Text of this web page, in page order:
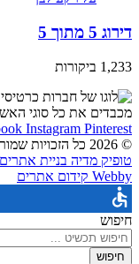
דירוג 5 מתוך 5
1,233 ביקורות
מכבדים את כל סוגי
Instagram Pinterest
© 2026 כל הזכויות שמורות - זיו אור תכשיטים
טופיק מדיה בניית אתרים
Webby קידום אתרים
חיפוש
חיפוש